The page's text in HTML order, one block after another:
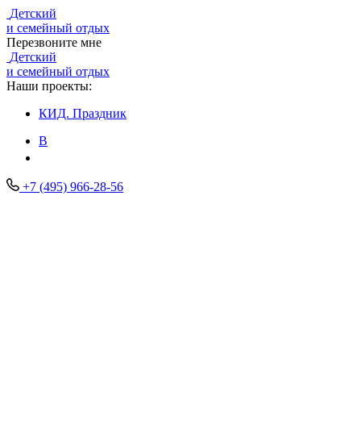
Детский
и семейный отдых
Перезвоните мне
Детский
и семейный отдых
Наши проекты:
КИД. Праздник
В
+7 (495) 966-28-56